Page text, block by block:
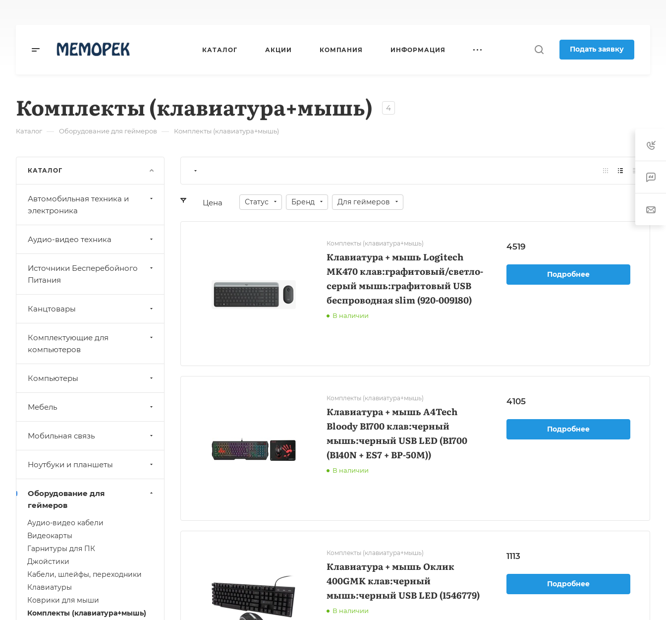
КАТАЛОГ АКЦИИ КОМПАНИЯ ИНФОРМАЦИЯ Подать заявку
Комплекты (клавиатура+мышь) 4
Каталог — Оборудование для геймеров — Комплекты (клавиатура+мышь)
Цена Статус Бренд Для геймеров
Комплекты (клавиатура+мышь)
Клавиатура + мышь Logitech
MK470 клав:графитовый/светло-
серый мышь:графитовый USB
беспроводная slim (920-009180)
В наличии
4519
Подробнее
Комплекты (клавиатура+мышь)
Клавиатура + мышь A4Tech
Bloody B1700 клав:черный
мышь:черный USB LED (B1700
(B140N + ES7 + BP-50M))
В наличии
4105
Подробнее
Комплекты (клавиатура+мышь)
Клавиатура + мышь Оклик
400GMK клав:черный
мышь:черный USB LED (1546779)
В наличии
1113
Подробнее
КАТАЛОГ
Автомобильная техника и
электроника
Аудио-видео техника
Источники Бесперебойного
Питания
Канцтовары
Комплектующие для
компьютеров
Компьютеры
Мебель
Мобильная связь
Ноутбуки и планшеты
Оборудование для
геймеров
Аудио-видео кабели
Видеокарты
Гарнитуры для ПК
Джойстики
Кабели, шлейфы, переходники
Клавиатуры
Коврики для мыши
Комплекты (клавиатура+мышь)